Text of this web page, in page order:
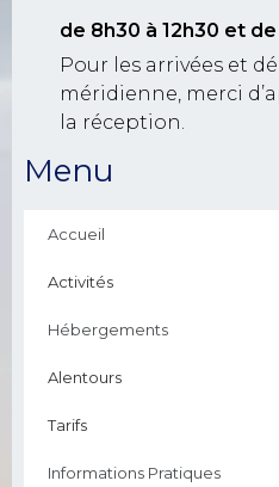
de 8h30 à 12h30 et de
Pour les arrivées et
méridienne, merci
la réception.
Menu
Accueil
Activités
Hébergements
Alentours
Tarifs
Informations Pratiques